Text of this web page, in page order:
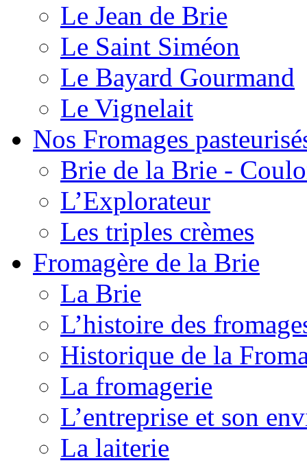
Le Jean de Brie
Le Saint Siméon
Le Bayard Gourmand
Le Vignelait
Nos Fromages
Brie de la Brie -
L’Explorateur
Les triples crèmes
Fromagère de la Brie
La Brie
L’histoire des
Historique de la
La fromagerie
L’entreprise et son
La laiterie